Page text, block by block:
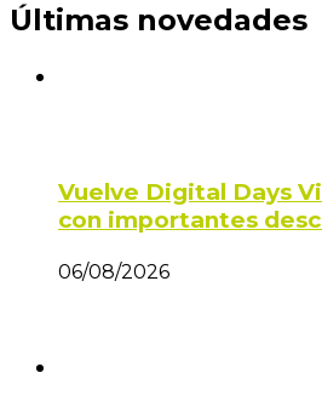
Últimas novedades
Vuelve Digital Days
con importantes
06/08/2026